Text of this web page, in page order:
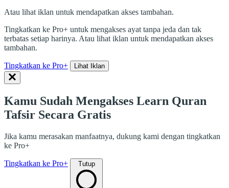
Atau lihat iklan untuk mendapatkan akses tambahan.
Tingkatkan ke Pro+ untuk mengakses ayat tanpa jeda dan tak
terbatas setiap harinya. Atau lihat iklan untuk mendapatkan akses
tambahan.
Tingkatkan ke Pro+ Lihat Iklan
Kamu Sudah Mengakses Learn Quran
Tafsir Secara Gratis
Jika kamu merasakan manfaatnya, dukung kami dengan tingkatkan
ke Pro+
Tingkatkan ke Pro+ Tutup